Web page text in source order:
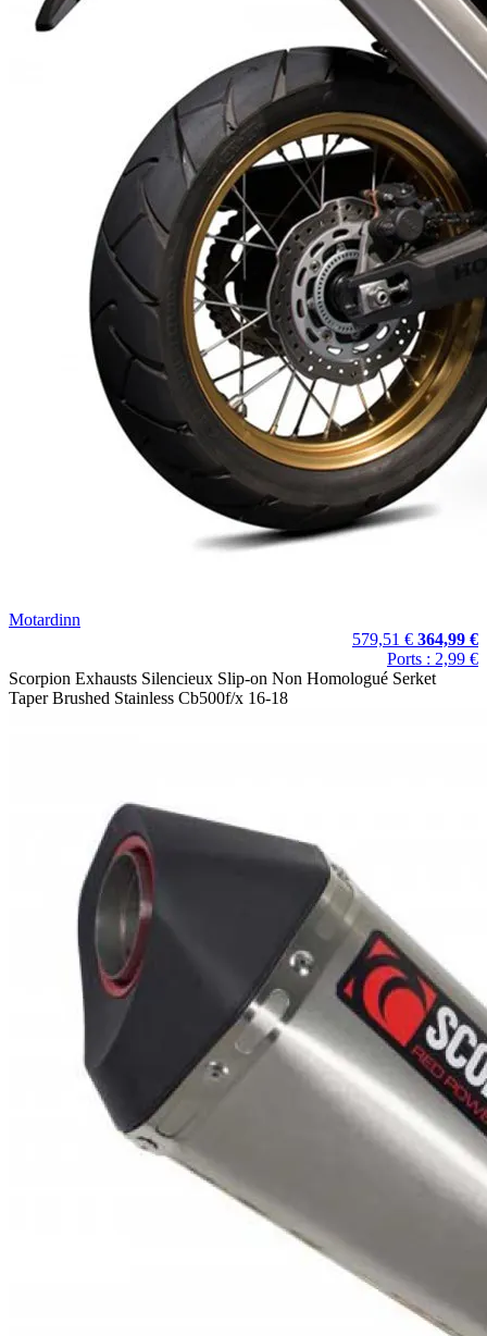
Motardinn
579,51 € 364,99 €
Ports : 2,99 €
Scorpion Exhausts Silencieux Slip-on Non Homologué Serket
Taper Brushed Stainless Cb500f/x 16-18